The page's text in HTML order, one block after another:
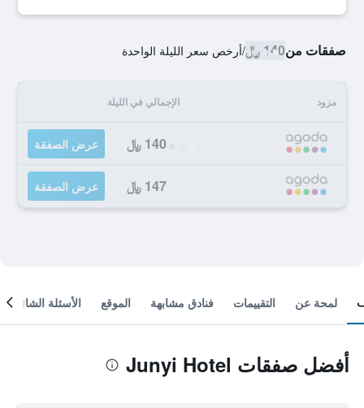
صفقات من140 ﷼ /أرخص سعر الليلة الواحدة
مزود الإجمالي في الليلة
140 ﷼ عرض الصفقة
147 ﷼ عرض الصفقة
لمحة عن التقييمات فنادق مشابهة الموقع الأسئلة الشائعة
أفضل صفقات Junyi Hotel